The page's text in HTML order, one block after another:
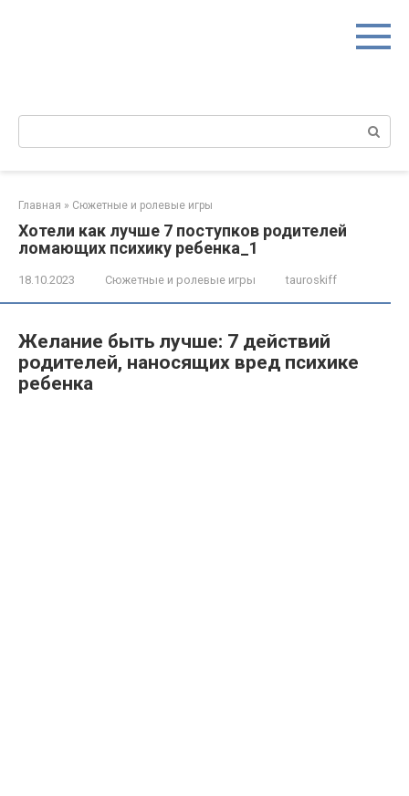
Поиск:
Главная » Сюжетные и ролевые игры
Хотели как лучше 7 поступков родителей
ломающих психику ребенка_1
18.10.2023 Сюжетные и ролевые игры tauroskiff
Желание быть лучше: 7 действий
родителей, наносящих вред психике
ребенка